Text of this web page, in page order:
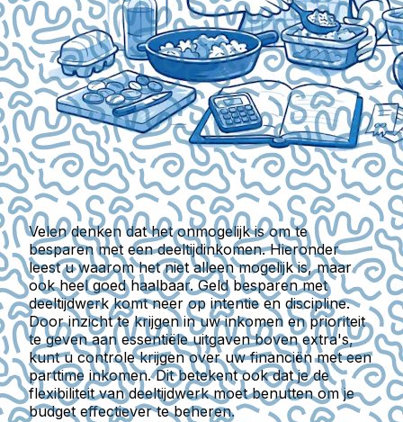
Velen denken dat het onmogelijk is om te
besparen met een deeltijdinkomen. Hieronder
leest u waarom het niet alleen mogelijk is, maar
ook heel goed haalbaar. Geld besparen met
deeltijdwerk komt neer op intentie en discipline.
Door inzicht te krijgen in uw inkomen en prioriteit
te geven aan essentiële uitgaven boven extra's,
kunt u controle krijgen over uw financiën met een
parttime inkomen. Dit betekent ook dat je de
flexibiliteit van deeltijdwerk moet benutten om je
budget effectiever te beheren.